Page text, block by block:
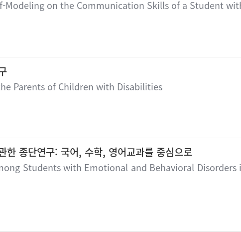
Modeling on the Communication Skills of a Student
Parents of Children with Disabilities
한 종단연구: 국어, 수학, 영어교과를 중심으로
Students with Emotional and Behavioral Disorders